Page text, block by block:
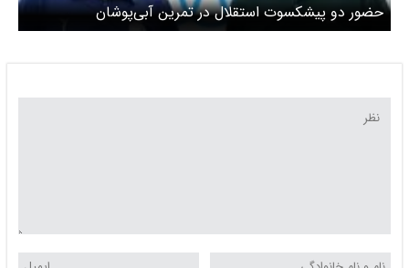
حضور دو پیشکسوت استقلال در تمرین آبی‌پوشان